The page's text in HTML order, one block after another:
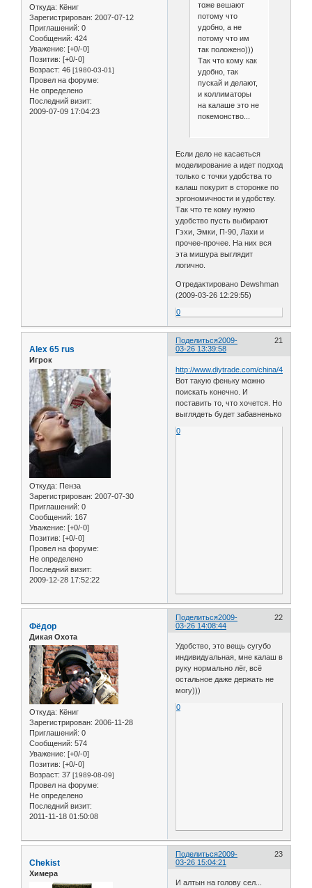
Откуда: Кёниг
Зарегистрирован: 2007-07-12
Приглашений: 0
Сообщений: 424
Уважение: [+0/-0]
Позитив: [+0/-0]
Возраст: 46 [1980-03-01]
Провел на форуме:
Не определено
Последний визит:
2009-07-09 17:04:23
тоже вешают
потому что
удобно, а не
потому что им
так положено)))
Так что кому как
удобно, так
пускай и делают,
и коллиматоры
на калаше это не
покемонство...
Если дело не касаеться
моделирование а идет подход
только с точки удобства то
калаш покурит в сторонке по
эргономичности и удобству.
Так что те кому нужно
удобство пусть выбирают
Гэхи, Эмки, П-90, Лахи и
прочее-прочее. На них вся
эта мишура выглядит
логично.
Отредактировано Dewshman
(2009-03-26 12:29:55)
0
Поделиться 21
2009-
03-26 13:39:58
Alex 65 rus
Игрок
Откуда: Пенза
Зарегистрирован: 2007-07-30
Приглашений: 0
Сообщений: 167
Уважение: [+0/-0]
Позитив: [+0/-0]
Провел на форуме:
Не определено
Последний визит:
2009-12-28 17:52:22
http://www.diytrade.com/china/4/
Вот такую феньку можно
поискать конечно. И
поставить то, что хочется. Но
выглядеть будет забавненько
0
Поделиться 22
2009-
03-26 14:08:44
Фёдор
Дикая Охота
Откуда: Кёниг
Зарегистрирован: 2006-11-28
Приглашений: 0
Сообщений: 574
Уважение: [+0/-0]
Позитив: [+0/-0]
Возраст: 37 [1989-08-09]
Провел на форуме:
Не определено
Последний визит:
2011-11-18 01:50:08
Удобство, это вещь сугубо
индивидуальная, мне калаш в
руку нормально лёг, всё
остальное даже держать не
могу)))
0
Поделиться 23
2009-
03-26 15:04:21
Chekist
Химера
И алтын на голову сел...